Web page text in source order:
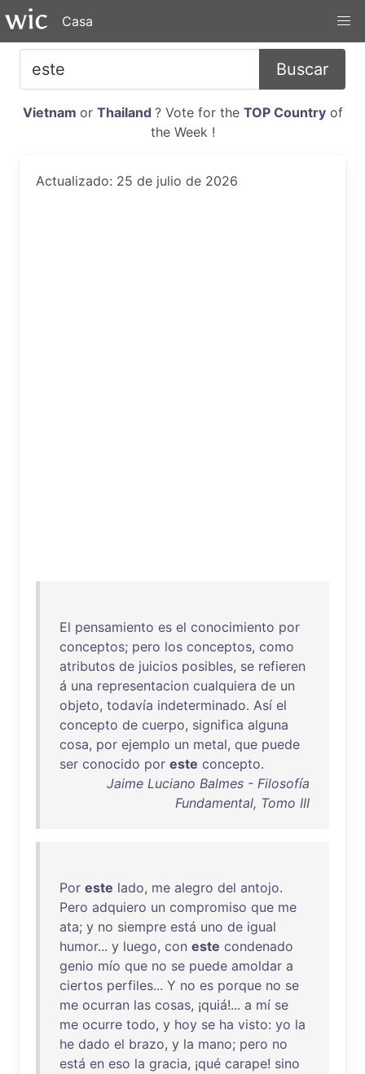
Casa
Buscar
Vietnam or Thailand ? Vote for the TOP Countryof
the Week !
Actualizado: 25 de julio de 2026
El pensamiento es el conocimiento por
conceptos; pero los conceptos, como
atributos de juicios posibles, se refieren
á una representacion cualquiera de un
objeto, todavía indeterminado. Así el
concepto de cuerpo, significa alguna
cosa, por ejemplo un metal, que puede
ser conocido por este concepto.
Jaime Luciano Balmes - Filosofía
Fundamental, Tomo III
Por este lado, me alegro del antojo.
Pero adquiero un compromiso que me
ata; y no siempre está uno de igual
humor... y luego, con este condenado
genio mío que no se puede amoldar a
ciertos perfiles... Y no es porque no se
me ocurran las cosas, ¡quiá!... a mí se
me ocurre todo, y hoy se ha visto: yo la
he dado el brazo, y la mano; pero no
está en eso la gracia, ¡qué carape! sino